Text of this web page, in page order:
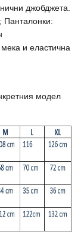
джобджета.
Панталонки:
и еластична
модел